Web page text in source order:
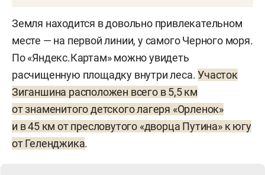
Ак Барс Банком пять договоров на открытие
кредитной линии с общим лимитом 4 млрд
рублей, говорится в материалах Советского
районного суда Казани. Сроки погашения
варьировались от декабря 2018-го до мая 2019-
го. Т. е., если не было допсоглашений, эти
кредиты просрочены уже на два с половиной
года.
Земля находится в довольно привлекательном
месте — на первой линии, у самого Черного моря.
По «Яндекс.Картам» можно увидеть
расчищенную площадку внутри леса.Участок
Зиганшина расположен всего в 5,5 км
от знаменитого детского лагеря «Орленок»
и в 45 км от пресловутого «дворца Путина» к югу
от Геленджика.